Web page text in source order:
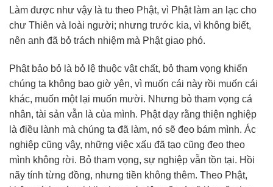
Làm được như vậy là tu theo Phật, vì Phật làm an lạc cho
chư Thiên và loài người; nhưng trước kia, vì không biết,
nên anh đã bỏ trách nhiệm mà Phật giao phó.
Phật bảo bỏ là bỏ lệ thuộc vật chất, bỏ tham vọng khiến
chúng ta không bao giờ yên, vì muốn cái này rồi muốn cái
khác, muốn một lại muốn mười. Nhưng bỏ tham vọng cá
nhân, tài sản vẫn là của mình. Phật dạy rằng thiện nghiệp
là điều lành mà chúng ta đã làm, nó sẽ đeo bám mình. Ác
nghiệp cũng vậy, những việc xấu đã tạo cũng đeo theo
mình không rời. Bỏ tham vọng, sự nghiệp vẫn tồn tại. Hồi
nãy tính từng đồng, nhưng tiền không thêm. Theo Phật,